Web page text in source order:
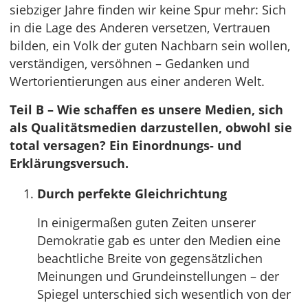
siebziger Jahre finden wir keine Spur mehr: Sich
in die Lage des Anderen versetzen, Vertrauen
bilden, ein Volk der guten Nachbarn sein wollen,
verständigen, versöhnen – Gedanken und
Wertorientierungen aus einer anderen Welt.
Teil B – Wie schaffen es unsere Medien, sich
als Qualitätsmedien darzustellen, obwohl sie
total versagen? Ein Einordnungs- und
Erklärungsversuch.
Durch perfekte Gleichrichtung
In einigermaßen guten Zeiten unserer
Demokratie gab es unter den Medien eine
beachtliche Breite von gegensätzlichen
Meinungen und Grundeinstellungen – der
Spiegel unterschied sich wesentlich von der